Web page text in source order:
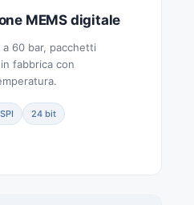
MEMS digitale
a 60 bar, pacchetti
fabbrica con
24 bit